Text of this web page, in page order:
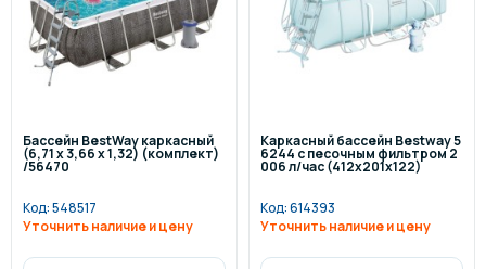
Бассейн BestWay каркасный
(6,71 х 3,66 x 1,32) (комплект)
/56470
Код:548517
Уточнить наличие и цену
Каркасный бассейн Bestway 5
6244 с песочным фильтром 2
006 л/час (412х201х122)
Код:614393
Уточнить наличие и цену